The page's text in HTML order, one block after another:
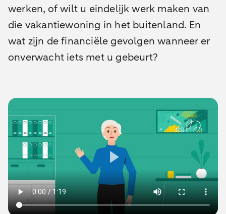
werken, of wilt u eindelijk werk maken van
die vakantiewoning in het buitenland. En
wat zijn de financiële gevolgen wanneer er
onverwacht iets met u gebeurt?